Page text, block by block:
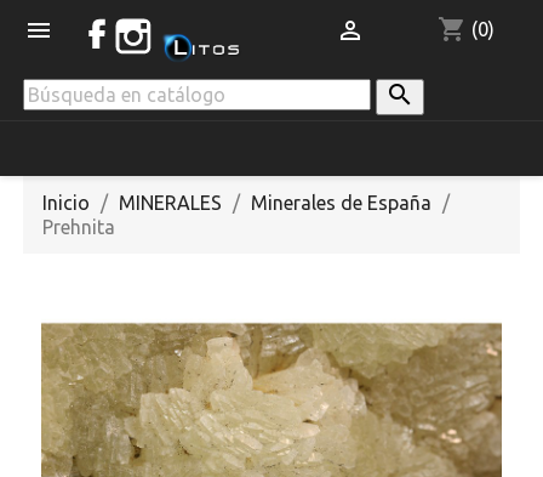
 shopping_cart (0)


Inicio MINERALES
Minerales de España
Prehnita